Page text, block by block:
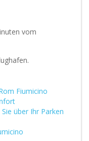
vom
Fiumicino
über Ihr Parken